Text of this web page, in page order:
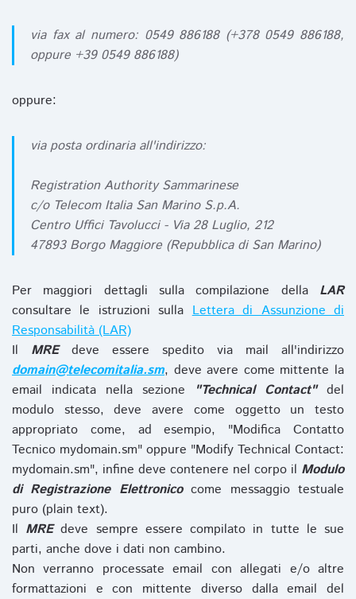
via fax al numero: 0549 886188 (+378 0549 886188,
oppure +39 0549 886188)
oppure:
via posta ordinaria all'indirizzo:
Registration Authority Sammarinese
c/o Telecom Italia San Marino S.p.A.
Centro Uffici Tavolucci - Via 28 Luglio, 212
47893 Borgo Maggiore (Repubblica di San Marino)
Per maggiori dettagli sulla compilazione della LAR
consultare le istruzioni sullaLettera di Assunzione di
Responsabilità (LAR)
Il MREdeve essere spedito via mail all'indirizzo
domain@telecomitalia.sm, deve avere come mittente la
email indicata nella sezione
"Technical Contact"del
modulo stesso, deve avere come oggetto un testo
appropriato come, ad esempio, "Modifica Contatto
Tecnico mydomain.sm" oppure "Modify Technical Contact:
mydomain.sm", infine deve contenere nel corpo il Modulo
di Registrazione Elettronicocome messaggio testuale
puro (plain text).
Il MREdeve sempre essere compilato in tutte le sue
parti, anche dove i dati non cambino.
Non verranno processate email con allegati e/o altre
formattazioni e con mittente diverso dalla email del